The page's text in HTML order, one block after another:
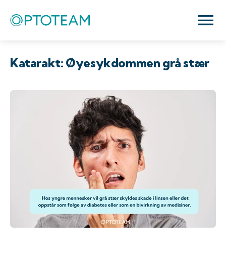
Katarakt: Øyesykdommen grå stær